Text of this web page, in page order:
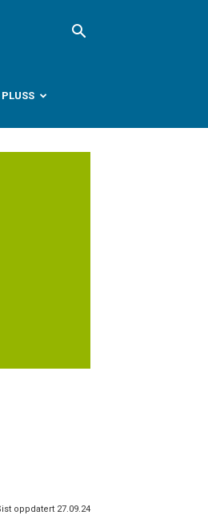
oppdatert 27.09.24